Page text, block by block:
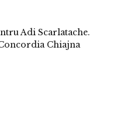
Adi Scarlatache.
Chiajna